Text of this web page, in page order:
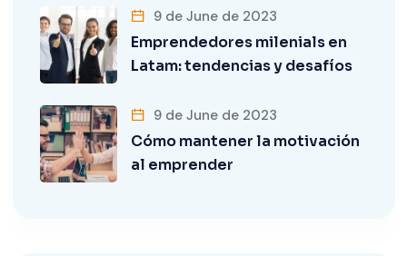
9 de June de 2023
Emprendedores milenials en
Latam: tendencias y desafíos
9 de June de 2023
Cómo mantener la motivación
al emprender